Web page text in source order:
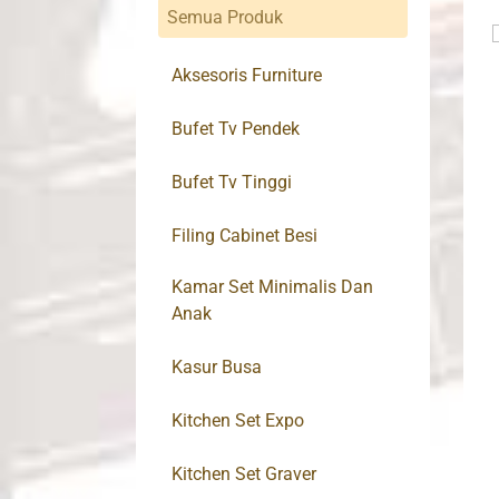
Semua Produk
Aksesoris Furniture
Bufet Tv Pendek
Bufet Tv Tinggi
Filing Cabinet Besi
Kamar Set Minimalis Dan
Anak
Kasur Busa
Kitchen Set Expo
Kitchen Set Graver